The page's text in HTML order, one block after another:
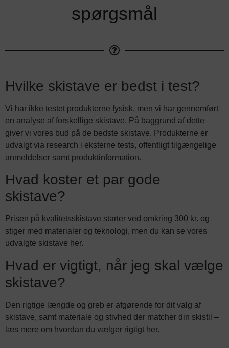
spørgsmål
Hvilke skistave er bedst i test?
Vi har ikke testet produkterne fysisk, men vi har gennemført
en analyse af forskellige skistave. På baggrund af dette
giver vi vores bud på de bedste skistave. Produkterne er
udvalgt via research i eksterne tests, offentligt tilgængelige
anmeldelser samt produktinformation.
Hvad koster et par gode
skistave?
Prisen på kvalitetsskistave starter ved omkring 300 kr. og
stiger med materialer og teknologi, men du kan se vores
udvalgte skistave her.
Hvad er vigtigt, når jeg skal vælge
skistave?
Den rigtige længde og greb er afgørende for dit valg af
skistave, samt materiale og stivhed der matcher din skistil –
læs mere om hvordan du vælger rigtigt her.